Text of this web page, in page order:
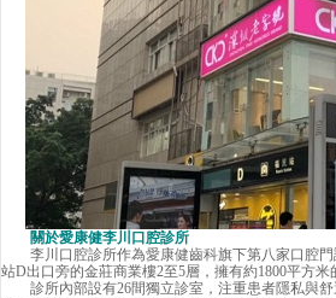
關於愛康健李川口腔診所
李川口腔診所作為愛康健齒科旗下第八家口腔
站D出口旁的金莊商業樓2至5層，擁有約1800平方
診所內部設有26間獨立診室，注重患者隱私與舒